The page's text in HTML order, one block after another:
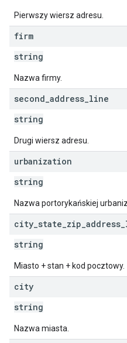
Pierwszy wiersz adresu.
firm
string
Nazwa firmy.
second address line
string
Drugi wiersz adresu.
urbanization
string
Nazwa portorykańskiej
city state zip address
string
Miasto + stan + kod pocztowy.
city
string
Nazwa miasta.